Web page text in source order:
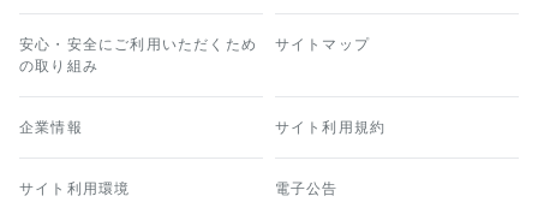
安心・安全にご利用いただくため
の取り組み
サイトマップ
企業情報 サイト利用規約
サイト利用環境 電子公告